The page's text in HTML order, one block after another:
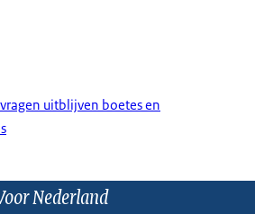
uitblijven boetes en
Nederland